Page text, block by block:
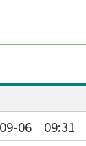
06 09:31